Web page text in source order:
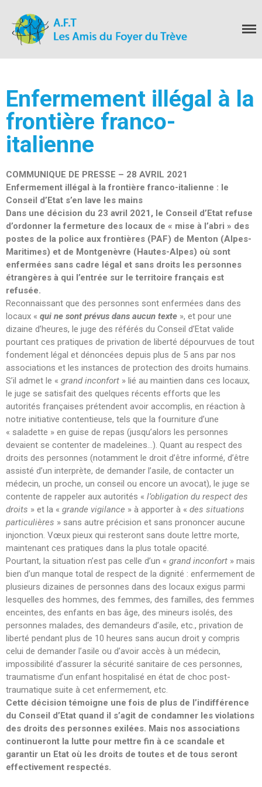
Nos actions
S’informer
Droit d’Asile
Langue Française
Naturalisation
Pays
Santé
Bibliographie
Agir
Devenir bénévole
Nous contacter
Accueil
Nous connaitre
Notre histoire
Nos actions
Nous contacter
Actualités
Documentation
Droit d’Asile
Langue Française
Naturalisation
Santé
Bibliographie
Liens
Agir
Devenir bénévole
Faire un don
Nous contacter
Les Amis du Foyer
Enfermement illégal à la
frontière franco-
italienne
COMMUNIQUE DE PRESSE – 28 AVRIL 2021
Enfermement illégal à la frontière franco-italienne : le
Conseil d’Etat s’en lave les mains
Dans une décision du 23 avril 2021, le Conseil d’Etat refuse
d’ordonner la fermeture des locaux de « mise à l’abri » des
postes de la police aux frontières (PAF) de Menton (Alpes-
Maritimes) et de Montgenèvre (Hautes-Alpes) où sont
enfermées sans cadre légal et sans droits les personnes
étrangères à qui l’entrée sur le territoire français est
refusée.
Reconnaissant que des personnes sont enfermées dans des
locaux « qui ne sont prévus dans aucun texte », et pour une
dizaine d’heures, le juge des référés du Conseil d’Etat valide
pourtant ces pratiques de privation de liberté dépourvues de tout
fondement légal et dénoncées depuis plus de 5 ans par nos
associations et les instances de protection des droits humains.
S’il admet le « grand inconfort » lié au maintien dans ces locaux,
le juge se satisfait des quelques récents efforts que les
autorités françaises prétendent avoir accomplis, en réaction à
notre initiative contentieuse, tels que la fourniture d’une
« saladette » en guise de repas (jusqu’alors les personnes
devaient se contenter de madeleines…). Quant au respect des
droits des personnes (notamment le droit d’être informé, d’être
assisté d’un interprète, de demander l’asile, de contacter un
médecin, un proche, un conseil ou encore un avocat), le juge se
contente de rappeler aux autorités « l’obligation du respect des
droits » et la « grande vigilance » à apporter à « des situations
particulières » sans autre précision et sans prononcer aucune
injonction. Vœux pieux qui resteront sans doute lettre morte,
maintenant ces pratiques dans la plus totale opacité.
Pourtant, la situation n’est pas celle d’un « grand inconfort » mais
bien d’un manque total de respect de la dignité : enfermement de
plusieurs dizaines de personnes dans des locaux exigus parmi
lesquelles des hommes, des femmes, des familles, des femmes
enceintes, des enfants en bas âge, des mineurs isolés, des
personnes malades, des demandeurs d’asile, etc., privation de
liberté pendant plus de 10 heures sans aucun droit y compris
celui de demander l’asile ou d’avoir accès à un médecin,
impossibilité d’assurer la sécurité sanitaire de ces personnes,
traumatisme d’un enfant hospitalisé en état de choc post-
traumatique suite à cet enfermement, etc.
Cette décision témoigne une fois de plus de l’indifférence
du Conseil d’Etat quand il s’agit de condamner les violations
des droits des personnes exilées. Mais nos associations
continueront la lutte pour mettre fin à ce scandale et
garantir un Etat où les droits de toutes et de tous seront
effectivement respectés.